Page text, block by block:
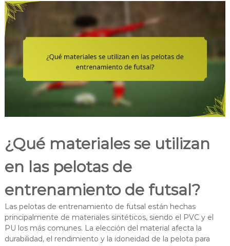
¿Qué materiales se utilizan
en las pelotas de
entrenamiento de futsal?
Las pelotas de entrenamiento de futsal están hechas
principalmente de materiales sintéticos, siendo el PVC y el
PU los más comunes. La elección del material afecta la
durabilidad, el rendimiento y la idoneidad de la pelota para